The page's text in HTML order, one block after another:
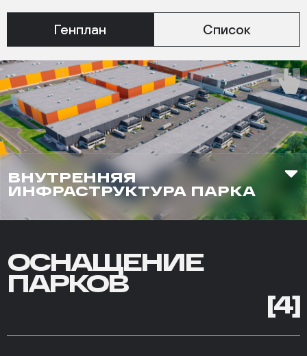
Генплан Список
ВНУТРЕННЯЯ
ИНФРАСТРУКТУРА ПАРКА
ОСНАЩЕНИЕ
ПАРКОВ
[4]